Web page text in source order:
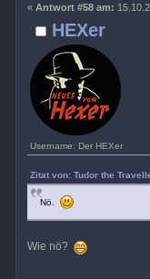
HEXer
Username: Der HEXer
« Antwort #58 am:
Zitat von: Tudor the
Nö.
Wie nö?